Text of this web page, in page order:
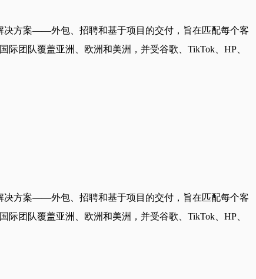
决方案——外包、招聘和基于项目的交付，旨在匹配每个客
团队覆盖亚洲、欧洲和美洲，并受谷歌、TikTok、HP、
决方案——外包、招聘和基于项目的交付，旨在匹配每个客
团队覆盖亚洲、欧洲和美洲，并受谷歌、TikTok、HP、